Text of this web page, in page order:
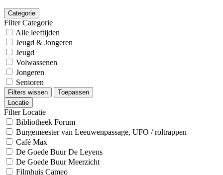
Categorie
Filter Categorie
Alle leeftijden
Jeugd & Jongeren
Jeugd
Volwassenen
Jongeren
Senioren
Filters wissen
Toepassen
Locatie
Filter Locatie
Bibliotheek Forum
Burgemeester van Leeuwenpassage, UFO / roltrappen
Café Max
De Goede Buur De Leyens
De Goede Buur Meerzicht
Filmhuis Cameo